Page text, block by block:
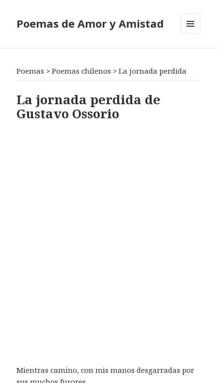
Poemas de Amor y Amistad
Poemas >Poemas chilenos >La jornada perdida
La jornada perdida de
Gustavo Ossorio
Mientras camino, con mis manos desgarradas por